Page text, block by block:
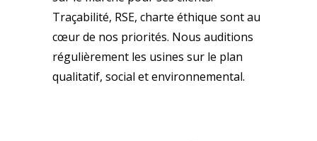
Traçabilité, RSE, charte éthique sont au
cœur de nos priorités. Nous auditions
régulièrement les usines sur le plan
qualitatif, social et environnemental.